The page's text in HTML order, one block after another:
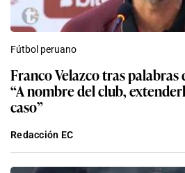
Fútbol peruano
Franco Velazco tras palabras
“A nombre del club,
caso”
Redacción EC